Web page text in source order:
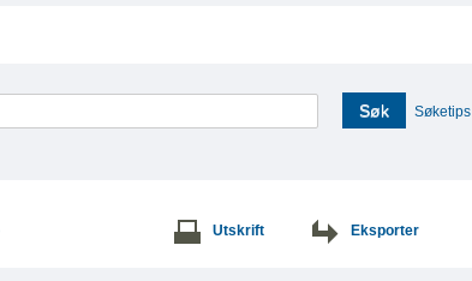
Søk Søketips
Utskrift Eksporter